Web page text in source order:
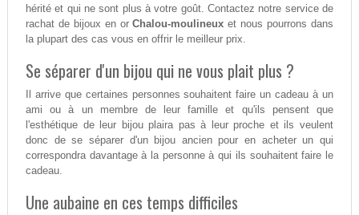
hérité et qui ne sont plus à votre goût. Contactez notre service de
rachat de bijoux en orChalou-moulineux et nous pourrons dans
la plupart des cas vous en offrir le meilleur prix.
Se séparer d'un bijou qui ne vous plait plus ?
Il arrive que certaines personnes souhaitent faire un cadeau à un
ami ou à un membre de leur famille et qu'ils pensent que
l'esthétique de leur bijou plaira pas à leur proche et ils veulent
donc de se séparer d'un bijou ancien pour en acheter un qui
correspondra davantage à la personne à qui ils souhaitent faire le
cadeau.
Une aubaine en ces temps difficiles